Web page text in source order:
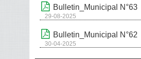
Bulletin_Municipal N°63
29-08-2025
Bulletin_Municipal N°62
30-04-2025